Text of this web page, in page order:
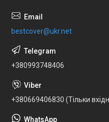
bestcover@ukr.net
+380993748406
+380669406830 (Тільки